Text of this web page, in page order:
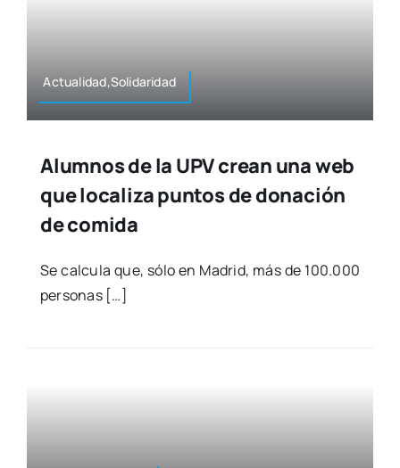
Actualidad,Solidaridad
Alumnos de la UPV crean una web
que localiza puntos de donación
de comida
Se cal­cu­la que, sólo en Madrid, más de 100.000
per­so­nas […]